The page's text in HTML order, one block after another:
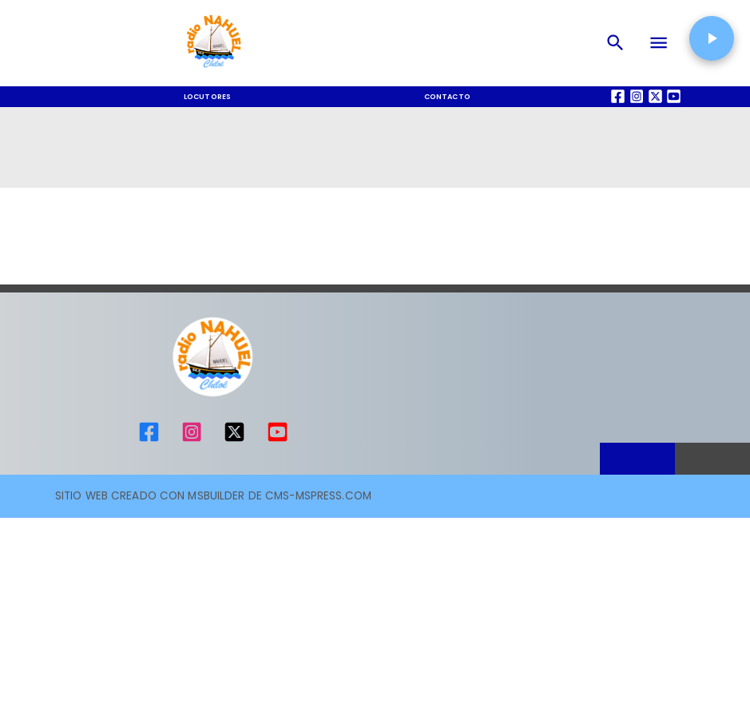
LOCUTORES CONTACTO QUIÉNES SOMOS
SITIO WEB CREADO CON MSBUILDER DE CMS-MSPRESS.COM